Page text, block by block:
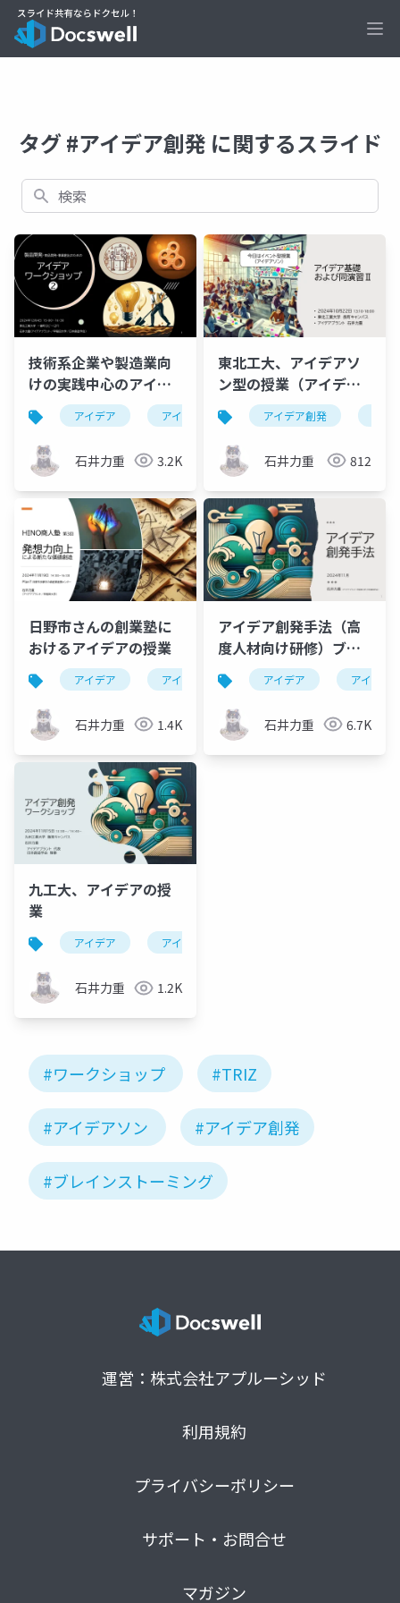
タグ #アイデア創発 に関するスライド
検索
技術系企業や製造業向
けの実践中心のアイデ
アワークショップ
アイデア アイデア発想 triz ワークショッ
石井力重 3.2K
東北工大、アイデアソ
ン型の授業（アイデア
基礎Ⅱ）アイデア創発
石井力重 812
日野市さんの創業塾に
おけるアイデアの授業
アイデア アイデア創発 創業塾 発想力
石井力重 1.4K
アイデア創発手法（高
度人材向け研修）ブレ
スト技法とTRIZ技法で
アイデア創出を実践す
る3時間
アイデア アイデア
石井力重 6.7K
九工大、アイデアの授
業
アイデア アイデアの授業
石井力重 1.2K
#ワークショップ #TRIZ
#アイデアソン #アイデア創発
#ブレインストーミング
運営：株式会社アプルーシッド
利用規約
プライバシーポリシー
サポート・お問合せ
マガジン